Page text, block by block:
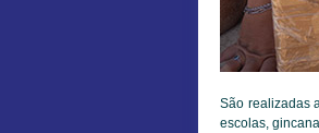
São realizadas
escolas,